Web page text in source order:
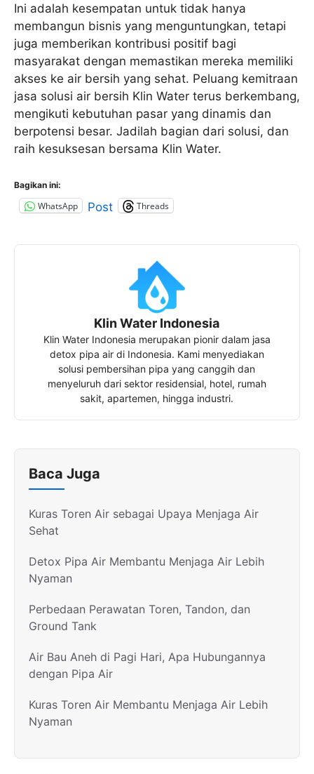
Ini adalah kesempatan untuk tidak hanya
membangun bisnis yang menguntungkan, tetapi
juga memberikan kontribusi positif bagi
masyarakat dengan memastikan mereka memiliki
akses ke air bersih yang sehat. Peluang kemitraan
jasa solusi air bersih Klin Water terus berkembang,
mengikuti kebutuhan pasar yang dinamis dan
berpotensi besar. Jadilah bagian dari solusi, dan
raih kesuksesan bersama Klin Water.
Bagikan ini:
WhatsApp Post Threads
Klin Water Indonesia
Klin Water Indonesia merupakan pionir dalam jasa
detox pipa air di Indonesia. Kami menyediakan
solusi pembersihan pipa yang canggih dan
menyeluruh dari sektor residensial, hotel, rumah
sakit, apartemen, hingga industri.
Baca Juga
Kuras Toren Air sebagai Upaya Menjaga Air
Sehat
Detox Pipa Air Membantu Menjaga Air Lebih
Nyaman
Perbedaan Perawatan Toren, Tandon, dan
Ground Tank
Air Bau Aneh di Pagi Hari, Apa Hubungannya
dengan Pipa Air
Kuras Toren Air Membantu Menjaga Air Lebih
Nyaman